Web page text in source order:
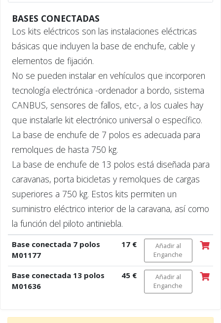
BASES CONECTADAS
Los kits eléctricos son las instalaciones eléctricas
básicas que incluyen la base de enchufe, cable y
elementos de fijación.
No se pueden instalar en vehículos que incorporen
tecnología electrónica -ordenador a bordo, sistema
CANBUS, sensores de fallos, etc-, a los cuales hay
que instalarle kit electrónico universal o específico.
La base de enchufe de 7 polos es adecuada para
remolques de hasta 750 kg.
La base de enchufe de 13 polos está diseñada para
caravanas, porta bicicletas y remolques de cargas
superiores a 750 kg. Estos kits permiten un
suministro eléctrico interior de la caravana, así como
la función del piloto antiniebla.
Base conectada 7 polos
M01177
17 €
Añadir al
Enganche
Base conectada 13 polos
M01636
45 €
Añadir al
Enganche